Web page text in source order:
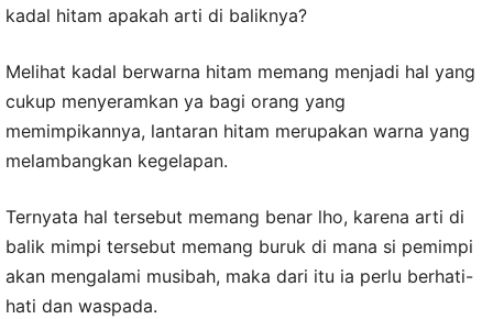
kadal hitam apakah arti di baliknya?
Melihat kadal berwarna hitam memang menjadi hal yang
cukup menyeramkan ya bagi orang yang
memimpikannya, lantaran hitam merupakan warna yang
melambangkan kegelapan.
Ternyata hal tersebut memang benar lho, karena arti di
balik mimpi tersebut memang buruk di mana si pemimpi
akan mengalami musibah, maka dari itu ia perlu berhati-
hati dan waspada.